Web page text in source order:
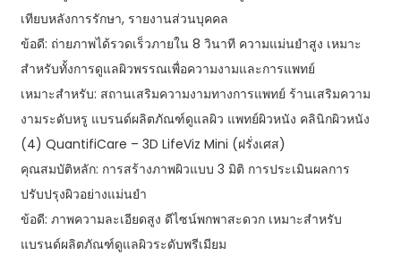
เทียบหลังการรักษา, รายงานส่วนบุคคล
ข้อดี: ถ่ายภาพได้รวดเร็วภายใน 8 วินาที ความแม่นยำสูง เหมาะ
สำหรับทั้งการดูแลผิวพรรณเพื่อความงามและการแพทย์
เหมาะสำหรับ: สถานเสริมความงามทางการแพทย์ ร้านเสริมความ
งามระดับหรู แบรนด์ผลิตภัณฑ์ดูแลผิว แพทย์ผิวหนัง คลินิกผิวหนัง
(4) QuantifiCare – 3D LifeViz Mini (ฝรั่งเศส)
คุณสมบัติหลัก: การสร้างภาพผิวแบบ 3 มิติ การประเมินผลการ
ปรับปรุงผิวอย่างแม่นยำ
ข้อดี: ภาพความละเอียดสูง ดีไซน์พกพาสะดวก เหมาะสำหรับ
แบรนด์ผลิตภัณฑ์ดูแลผิวระดับพรีเมียม